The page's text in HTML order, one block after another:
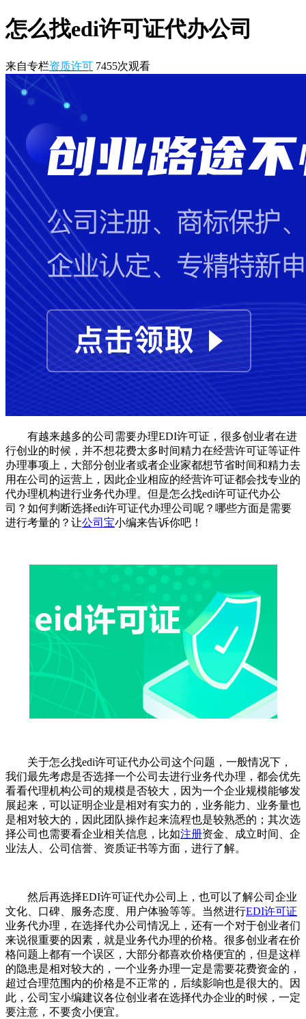
怎么找edi许可证代办公司
来自专栏资质许可 7455次观看
有越来越多的公司需要办理EDI许可证，很多创业者在进
行创业的时候，并不想花费太多时间精力在经营许可证等证件
办理事项上，大部分创业者或者企业家都想节省时间和精力去
用在公司的运营上，因此企业相应的经营许可证都会找专业的
代办理机构进行业务代办理。但是怎么找edi许可证代办公
司？如何判断选择edi许可证代办理公司呢？哪些方面是需要
进行考量的？让公司宝小编来告诉你吧！
关于怎么找edi许可证代办公司这个问题，一般情况下，
我们最先考虑是否选择一个公司去进行业务代办理，都会优先
看看代理机构公司的规模是否较大，因为一个企业规模能够发
展起来，可以证明企业是相对有实力的，业务能力、业务量也
是相对较大的，因此团队操作起来流程也是较熟悉的；其次选
择公司也需要看企业相关信息，比如注册资金、成立时间、企
业法人、公司信誉、资质证书等方面，进行了解。
然后再选择EDI许可证代办公司上，也可以了解公司企业
文化、口碑、服务态度、用户体验等等。当然进行EDI许可证
业务代办理，在选择代办公司情况上，还有一个对于创业者们
来说很重要的因素，就是业务代办理的价格。很多创业者在价
格问题上都有一个误区，大部分都喜欢价格便宜的，但是这样
的隐患是相对较大的，一个业务办理一定是需要花费资金的，
超过合理范围内的价格是不正常的，后续影响也是很大的。因
此，公司宝小编建议各位创业者在选择代办企业的时候，一定
要注意，不要贪小便宜。